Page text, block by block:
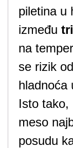
piletina u
između
na
se rizik
hladnoća
Isto tako,
meso
posudu